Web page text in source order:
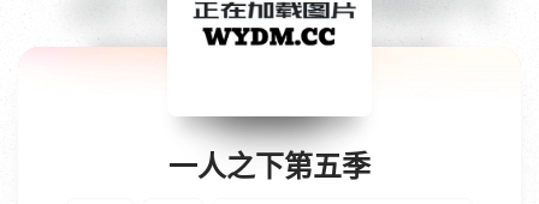
暂无观看影片的记录
一人之下第五季